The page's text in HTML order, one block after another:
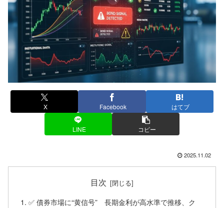
X Facebook はてブ
LINE コピー
2025.11.02
目次
✅ 債券市場に“黄信号” 長期金利が高水準で推移、ク